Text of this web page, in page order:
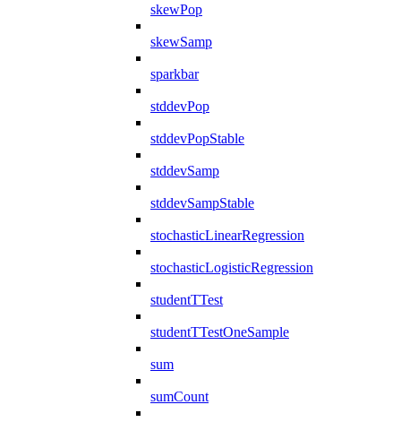
skewPop
skewSamp
sparkbar
stddevPop
stddevPopStable
stddevSamp
stddevSampStable
stochasticLinearRegression
stochasticLogisticRegression
studentTTest
studentTTestOneSample
sum
sumCount